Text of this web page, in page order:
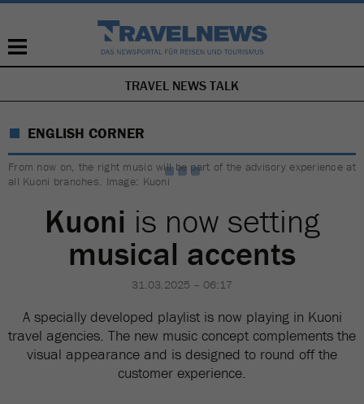
SKIP
NAVIGATION
TRAVEL NEWS TALK
ENGLISH CORNER
From now on, the right music will be part of the advisory experience at
all Kuoni branches. Image: Kuoni
Kuoni is now setting
musical accents
31.03.2025 – 06:17
A specially developed playlist is now playing in Kuoni
travel agencies. The new music concept complements the
visual appearance and is designed to round off the
customer experience.